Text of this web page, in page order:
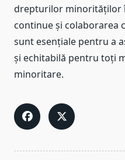
drepturilor minorităților
continue și colaborarea
sunt esențiale pentru a
și echitabilă pentru toți
minoritare.